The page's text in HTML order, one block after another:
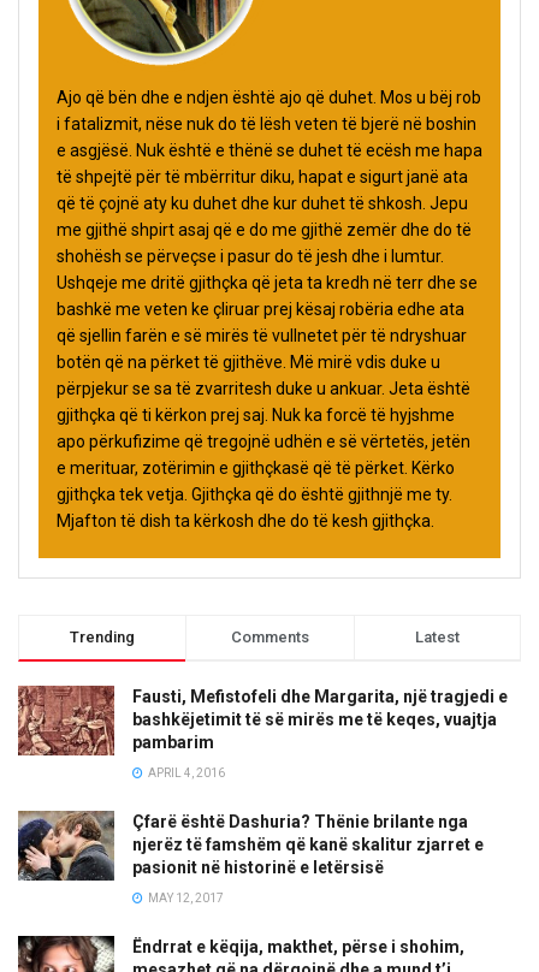
Ajo që bën dhe e ndjen është ajo që duhet. Mos u bëj rob
i fatalizmit, nëse nuk do të lësh veten të bjerë në boshin
e asgjësë. Nuk është e thënë se duhet të ecësh me hapa
të shpejtë për të mbërritur diku, hapat e sigurt janë ata
që të çojnë aty ku duhet dhe kur duhet të shkosh. Jepu
me gjithë shpirt asaj që e do me gjithë zemër dhe do të
shohësh se përveçse i pasur do të jesh dhe i lumtur.
Ushqeje me dritë gjithçka që jeta ta kredh në terr dhe se
bashkë me veten ke çliruar prej kësaj robëria edhe ata
që sjellin farën e së mirës të vullnetet për të ndryshuar
botën që na përket të gjithëve. Më mirë vdis duke u
përpjekur se sa të zvarritesh duke u ankuar. Jeta është
gjithçka që ti kërkon prej saj. Nuk ka forcë të hyjshme
apo përkufizime që tregojnë udhën e së vërtetës, jetën
e merituar, zotërimin e gjithçkasë që të përket. Kërko
gjithçka tek vetja. Gjithçka që do është gjithnjë me ty.
Mjafton të dish ta kërkosh dhe do të kesh gjithçka.
Trending Comments Latest
Fausti, Mefistofeli dhe Margarita, një tragjedi e
bashkëjetimit të së mirës me të keqes, vuajtja
pambarim
APRIL 4, 2016
Çfarë është Dashuria? Thënie brilante nga
njerëz të famshëm që kanë skalitur zjarret e
pasionit në historinë e letërsisë
MAY 12, 2017
Ëndrrat e këqija, makthet, përse i shohim,